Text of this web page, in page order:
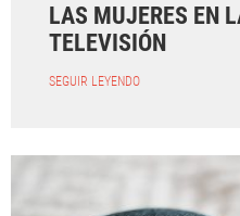
LAS MUJERES EN
TELEVISIÓN
SEGUIR LEYENDO